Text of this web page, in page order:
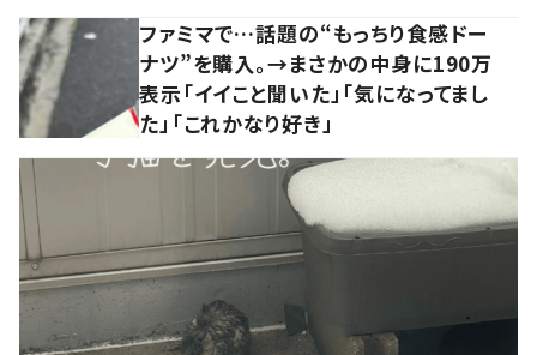
ファミマで…話題の“もっちり食感ドー
ナツ”を購入。→まさかの中身に190万
表示「イイこと聞いた」「気になってまし
た」「これかなり好き」